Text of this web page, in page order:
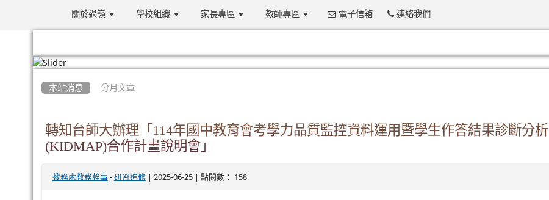
關於過嶺 學校組織 家長專區 教師專區 電子信箱 連絡我們
本站消息 分月文章
轉知台師大辦理「114年國中教育會考學力品質監控資料運用暨學生作答結果診斷分析
(KIDMAP)合作計畫說明會」
教務處教務幹事- 研習進修| 2025-06-25 | 點閱數： 158